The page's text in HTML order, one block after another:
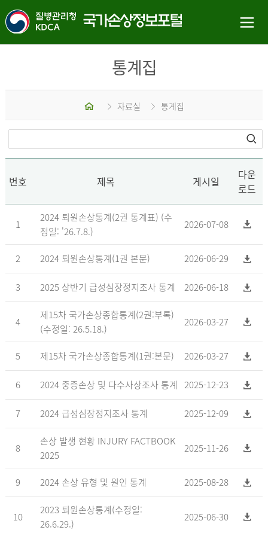
통계집
홈 자료실 통계집
번호 제목 게시일
다운
로드
1
2024 퇴원손상통계(2권 통계표) (수
정일: '26.7.8.)
2026-07-08
2 2024 퇴원손상통계(1권 본문) 2026-06-29
3 2025 상반기 급성심장정지조사 통계 2026-06-18
4
제15차 국가손상종합통계(2권:부록)
(수정일: 26.5.18.)
2026-03-27
5 제15차 국가손상종합통계(1권:본문) 2026-03-27
6 2024 중증손상 및 다수사상조사 통계 2025-12-23
7 2024 급성심장정지조사 통계 2025-12-09
8
손상 발생 현황 INJURY FACTBOOK
2025
2025-11-26
9 2024 손상 유형 및 원인 통계 2025-08-28
10
2023 퇴원손상통계(수정일:
26.6.29.)
2025-06-30